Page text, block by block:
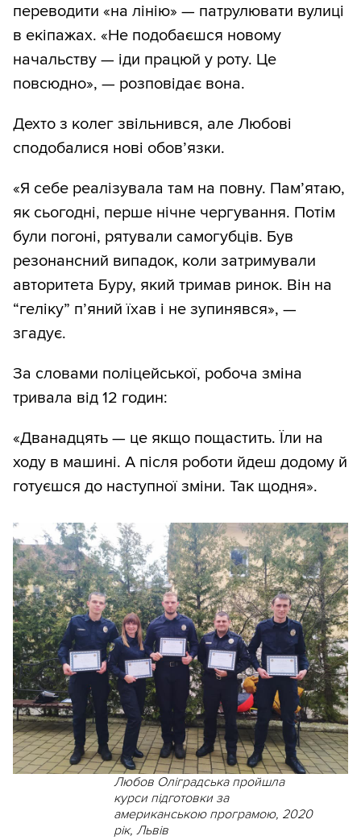
переводити «на лінію» — патрулювати вулиці
в екіпажах. «Не подобаєшся новому
начальству — іди працюй у роту. Це
повсюдно», — розповідає вона.
Дехто з колег звільнився, але Любові
сподобалися нові обов’язки.
«Я себе реалізувала там на повну. Пам’ятаю,
як сьогодні, перше нічне чергування. Потім
були погоні, рятували самогубців. Був
резонансний випадок, коли затримували
авторитета Буру, який тримав ринок. Він на
“геліку” п’яний їхав і не зупинявся», —
згадує.
За словами поліцейської, робоча зміна
тривала від 12 годин:
«Дванадцять — це якщо пощастить. Їли на
ходу в машині. А після роботи йдеш додому й
готуєшся до наступної зміни. Так щодня».
Любов Оліградська пройшла
курси підготовки за
американською програмою, 2020
рік, Львів